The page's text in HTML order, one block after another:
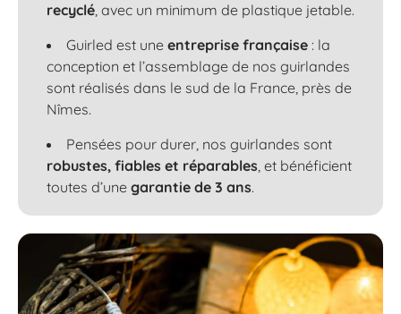
recyclé, avec un minimum de plastique jetable.
Guirled est une entreprise française : la
conception et l’assemblage de nos guirlandes
sont réalisés dans le sud de la France, près de
Nîmes.
Pensées pour durer, nos guirlandes sont
robustes, fiables et réparables, et bénéficient
toutes d’une garantie de 3 ans.